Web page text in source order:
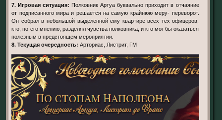
7. Игровая ситуация: Полковник Артуа буквально приходит в отчаяние
от подписанного мира и решается на самую крайнюю меру- переворот.
Он собрал в небольшой выделенной ему квартире всех тех офицеров,
кто, по его мнению, разделял чувства полковника, и кто мог бы оказаться
полезным в предстоящем мероприятии.
8. Текущая очередность: Арториас, Листрит, ГМ